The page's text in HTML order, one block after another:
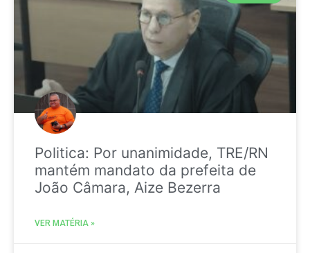
Politica: Por unanimidade, TRE/RN
mantém mandato da prefeita de
João Câmara, Aize Bezerra
VER MATÉRIA »